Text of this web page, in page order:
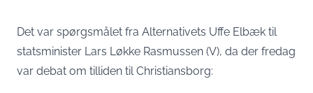
Det var spørgsmålet fra Alternativets Uffe Elbæk til
statsminister Lars Løkke Rasmussen (V), da der fredag
var debat om tilliden til Christiansborg: